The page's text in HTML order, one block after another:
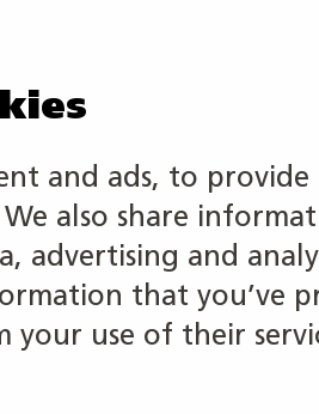
and ads, to provide
also share
advertising and
that you’ve
use of their
tilanteessa. Kannatti
tilaisuuteen ja